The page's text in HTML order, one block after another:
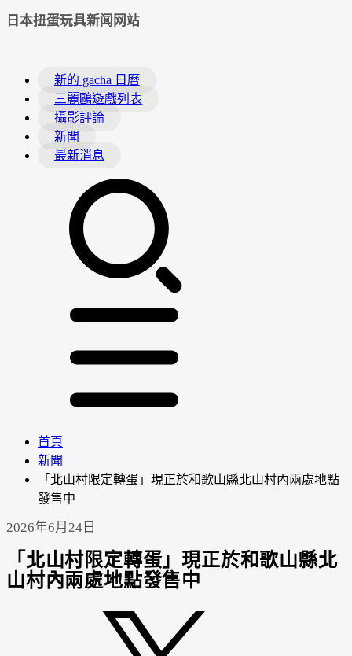
日本扭蛋玩具新闻网站
新的 gacha 日曆
三麗鷗遊戲列表
攝影評論
新聞
最新消息
首頁
新聞
「北山村限定轉蛋」現正於和歌山縣北山村內兩處地點
發售中
2026年6月24日
「北山村限定轉蛋」現正於和歌山縣北
山村內兩處地點發售中